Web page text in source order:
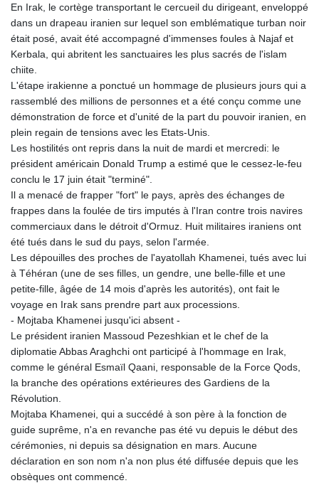
MGA 4982.944983
MKD 61.70777
MMK 2427.367709
MNT 4157.510076
MRU 46.349915
MUR 54.396619
MVR 17.862733
MWK 2008.207995
MXN 19.811776
MYR 4.728715
NAD 18.78764
NGN 1577.963717
NIO 42.540713
NOK 10.99759
NPR 176.001898
NZD 1.961547
OMR 0.442559
PAB 1.15598
PEN 3.913564
PGK 5.112721
PHP 70.183258
PKR 321.178758
PLN 4.299905
QAR 4.213541
RON 5.244583
RSD 117.953626
RUB 94.679224
En Irak, le cortège transportant le cercueil du dirigeant, enveloppé
dans un drapeau iranien sur lequel son emblématique turban noir
était posé, avait été accompagné d'immenses foules à Najaf et
Kerbala, qui abritent les sanctuaires les plus sacrés de l'islam
chiite.
L'étape irakienne a ponctué un hommage de plusieurs jours qui a
rassemblé des millions de personnes et a été conçu comme une
démonstration de force et d'unité de la part du pouvoir iranien, en
plein regain de tensions avec les Etats-Unis.
Les hostilités ont repris dans la nuit de mardi et mercredi: le
président américain Donald Trump a estimé que le cessez-le-feu
conclu le 17 juin était "terminé".
Il a menacé de frapper "fort" le pays, après des échanges de
frappes dans la foulée de tirs imputés à l'Iran contre trois navires
commerciaux dans le détroit d'Ormuz. Huit militaires iraniens ont
été tués dans le sud du pays, selon l'armée.
Les dépouilles des proches de l'ayatollah Khamenei, tués avec lui
à Téhéran (une de ses filles, un gendre, une belle-fille et une
petite-fille, âgée de 14 mois d'après les autorités), ont fait le
voyage en Irak sans prendre part aux processions.
- Mojtaba Khamenei jusqu'ici absent -
Le président iranien Massoud Pezeshkian et le chef de la
diplomatie Abbas Araghchi ont participé à l'hommage en Irak,
comme le général Esmaïl Qaani, responsable de la Force Qods,
la branche des opérations extérieures des Gardiens de la
Révolution.
Mojtaba Khamenei, qui a succédé à son père à la fonction de
guide suprême, n'a en revanche pas été vu depuis le début des
cérémonies, ni depuis sa désignation en mars. Aucune
déclaration en son nom n'a non plus été diffusée depuis que les
obsèques ont commencé.